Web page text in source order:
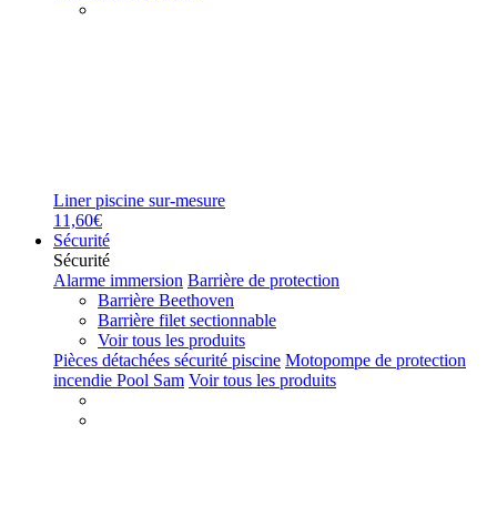
Liner piscine sur-mesure
11,60€
Sécurité
Sécurité
Alarme immersion Barrière de protection
Barrière Beethoven
Barrière filet sectionnable
Voir tous les produits
Pièces détachées sécurité piscine Motopompe de protection
incendie Pool Sam Voir tous les produits